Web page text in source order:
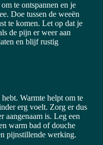
te ontspannen en je
Doe tussen de weeën
te komen. Let op dat je
de pijn er weer aan
en blijf rustig
Warmte helpt om te
erg voelt. Zorg er dus
aangenaam is. Leg een
warm bad of douche
pijnstillende werking.